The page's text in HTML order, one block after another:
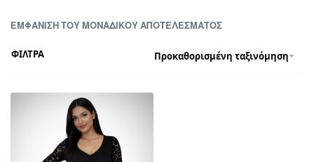
ΕΜΦΆΝΙΣΗ ΤΟΥ ΜΟΝΑΔΙΚΟΎ ΑΠΟΤΕΛΈΣΜΑΤΟΣ
Προκαθορισμένη ταξινόμηση
ΦΙΛΤΡΑ